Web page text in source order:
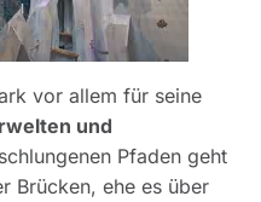
vor allem für seine
und
Pfaden geht
Brücken, ehe es über